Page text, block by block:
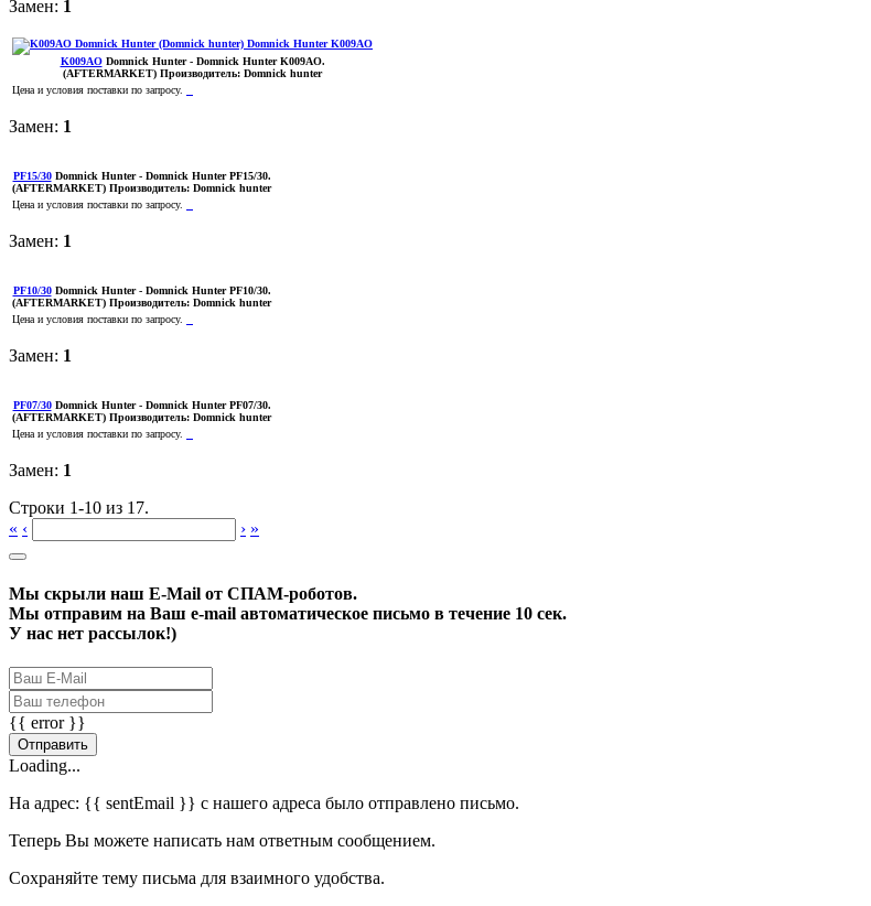
Замен: 1
K009AO Domnick Hunter- Domnick Hunter K009AO.
(AFTERMARKET) Производитель: Domnick hunter
Цена и условия поставки по запросу.
Замен: 1
PF15/30 Domnick Hunter- Domnick Hunter PF15/30.
(AFTERMARKET) Производитель: Domnick hunter
Цена и условия поставки по запросу.
Замен: 1
PF10/30 Domnick Hunter- Domnick Hunter PF10/30.
(AFTERMARKET) Производитель: Domnick hunter
Цена и условия поставки по запросу.
Замен: 1
PF07/30 Domnick Hunter- Domnick Hunter PF07/30.
(AFTERMARKET) Производитель: Domnick hunter
Цена и условия поставки по запросу.
Замен: 1
Строки 1-10 из 17.
« ‹ › »
Мы скрыли наш E-Mail от СПАМ-роботов.
Мы отправим на Ваш e-mail автоматическое письмо в течение 10 сек.
У нас нет рассылок!)
{{ error }}
Отправить
Loading...
На адрес: {{ sentEmail }} с нашего адреса было отправлено письмо.
Теперь Вы можете написать нам ответным сообщением.
Сохраняйте тему письма для взаимного удобства.